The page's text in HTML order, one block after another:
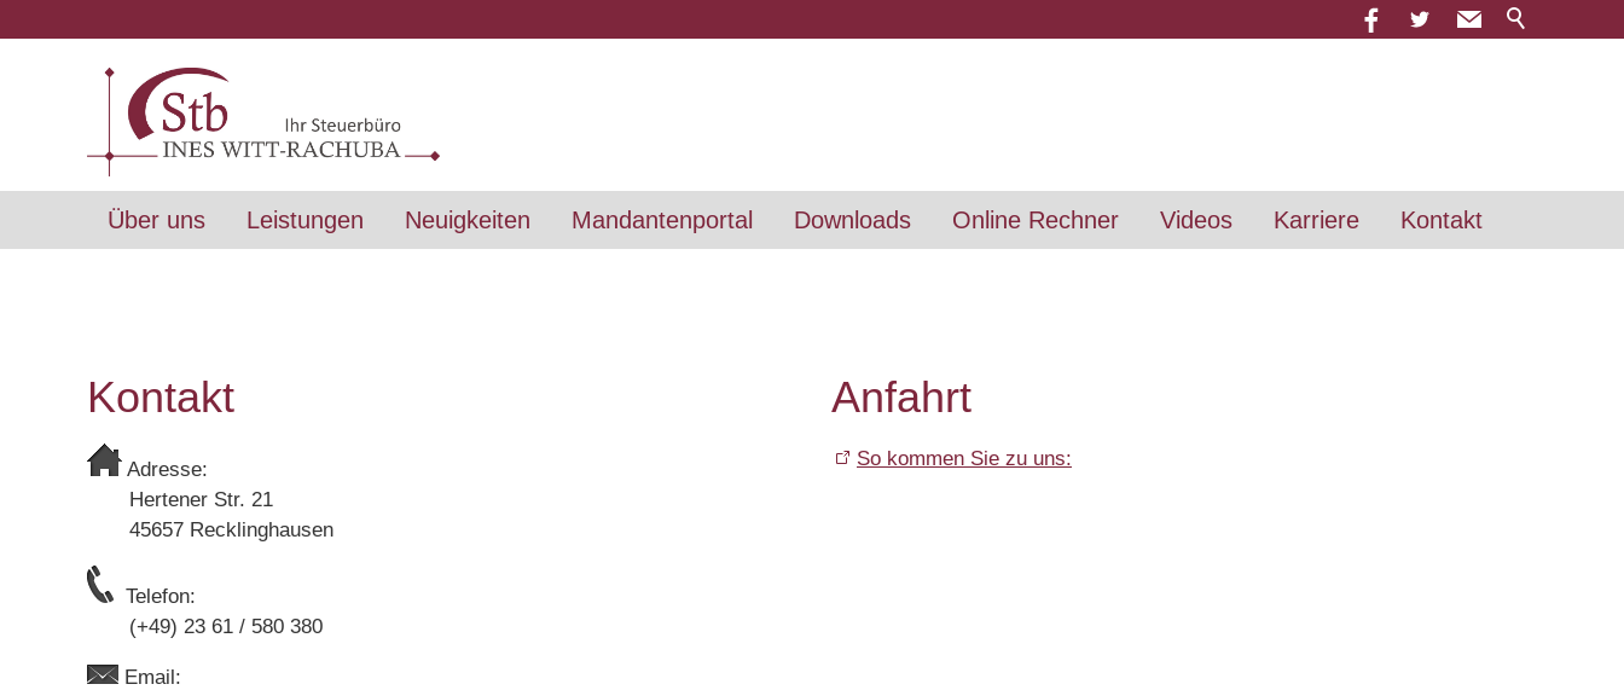
Über uns Leistungen Neuigkeiten Mandantenportal Downloads Online Rechner Videos Karriere Kontakt
Kontakt
Adresse:
Hertener Str. 21
45657 Recklinghausen
Telefon:
(+49) 23 61 / 580 380
Email:
Anfahrt
So kommen Sie zu uns: